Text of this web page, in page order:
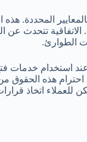
المحددة.
تتحدث عن
الطوارئ.
استخدام خدمات
احترام هذه الحقوق
للعملاء اتخاذ